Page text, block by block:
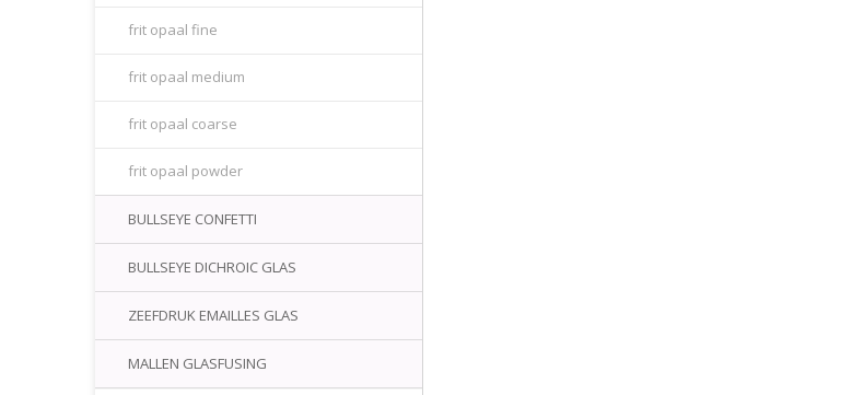
frit opaal fine
frit opaal medium
frit opaal coarse
frit opaal powder
BULLSEYE CONFETTI
BULLSEYE DICHROIC GLAS
ZEEFDRUK EMAILLES GLAS
MALLEN GLASFUSING